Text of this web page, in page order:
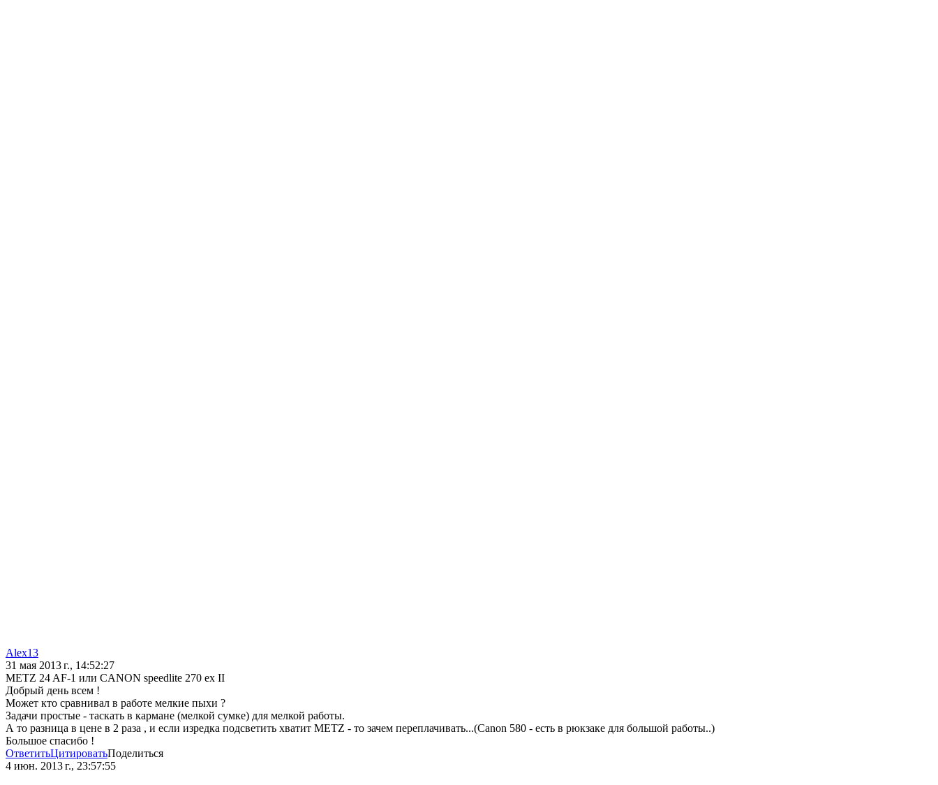
Alex13
31 мая 2013 г., 14:52:27
METZ 24 AF-1 или CANON speedlite 270 ex II
Добрый день всем !
Может кто сравнивал в работе мелкие пыхи ?
Задачи простые - таскать в кармане (мелкой сумке) для мелкой работы.
А то разница в цене в 2 раза , и если изредка подсветить хватит METZ - то зачем переплачивать...(Canon 580 - есть в рюкзаке для большой работы..)
Большое спасибо !
ОтветитьЦитироватьПоделиться
4 июн. 2013 г., 23:57:55